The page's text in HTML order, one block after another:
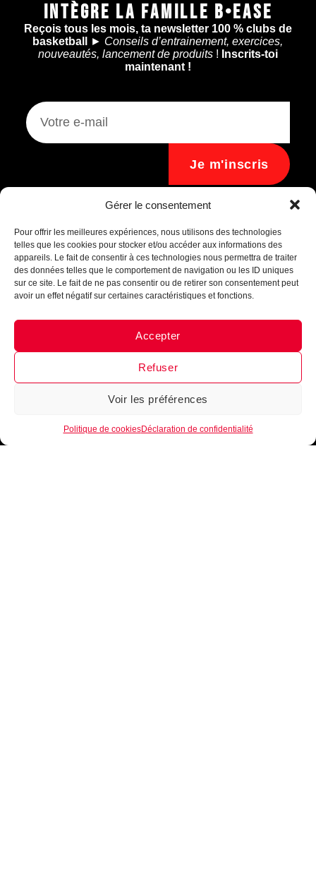
Gérer le consentement
Pour offrir les meilleures expériences, nous utilisons des technologies
telles que les cookies pour stocker et/ou accéder aux informations des
appareils. Le fait de consentir à ces technologies nous permettra de traiter
des données telles que le comportement de navigation ou les ID uniques
sur ce site. Le fait de ne pas consentir ou de retirer son consentement peut
avoir un effet négatif sur certaines caractéristiques et fonctions.
Accepter
Refuser
Voir les préférences
Politique de cookiesDéclaration de confidentialité
Messenger · Instagram
INTÈGRE LA FAMILLE B•EASE
Reçois tous les mois, ta newsletter 100 % clubs de
basketball
► Conseils d’entrainement, exercices,
nouveautés, lancement de produits! Inscrits-toi
maintenant !
Je m'inscris